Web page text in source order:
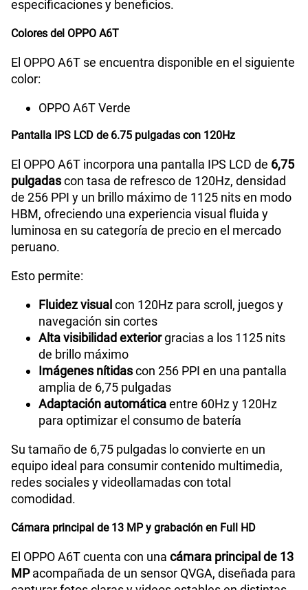
especificaciones y beneficios.
Colores del OPPO A6T
El OPPO A6T se encuentra disponible en el siguiente
color:
OPPO A6T Verde
Pantalla IPS LCD de 6.75 pulgadas con 120Hz
El OPPO A6T incorpora una pantalla IPS LCD de 6,75
pulgadascon tasa de refresco de 120Hz, densidad
de 256 PPI y un brillo máximo de 1125 nits en modo
HBM, ofreciendo una experiencia visual fluida y
luminosa en su categoría de precio en el mercado
peruano.
Esto permite:
Fluidez visualcon 120Hz para scroll, juegos y
navegación sin cortes
Alta visibilidad exteriorgracias a los 1125 nits
de brillo máximo
Imágenes nítidascon 256 PPI en una pantalla
amplia de 6,75 pulgadas
Adaptación automáticaentre 60Hz y 120Hz
para optimizar el consumo de batería
Su tamaño de 6,75 pulgadas lo convierte en un
equipo ideal para consumir contenido multimedia,
redes sociales y videollamadas con total
comodidad.
Cámara principal de 13 MP y grabación en Full HD
El OPPO A6T cuenta con una cámara principal de 13
MPacompañada de un sensor QVGA, diseñada para